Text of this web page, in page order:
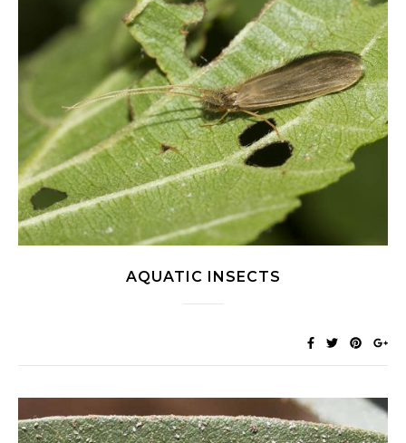
AQUATIC INSECTS